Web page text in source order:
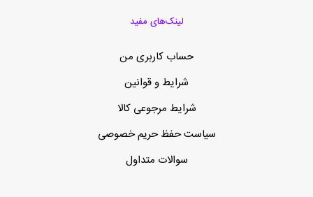
لینک‌های مفید
حساب کاربری من
شرایط و قوانین
شرایط مرجوعی کالا
سیاست حفظ حریم خصوصی
سوالات متداول